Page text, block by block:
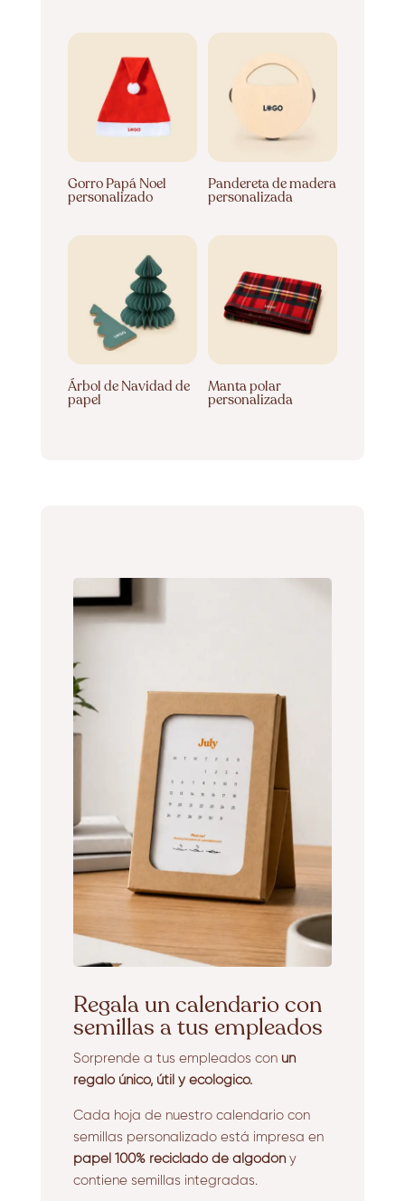
Gorro Papá Noel
personalizado
Pandereta de madera
personalizada
Árbol de Navidad de
papel
Manta polar
personalizada
Regala un calendario con
semillas a tus empleados
Sorprende a tus empleados con un
regalo único, útil y ecológico.
Cada hoja de nuestro calendario con
semillas personalizado está impresa en
papel 100% reciclado de algodóny
contiene semillas integradas.